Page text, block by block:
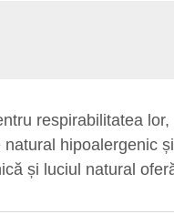
respirabilitatea
hipoalergenic
și luciul natural